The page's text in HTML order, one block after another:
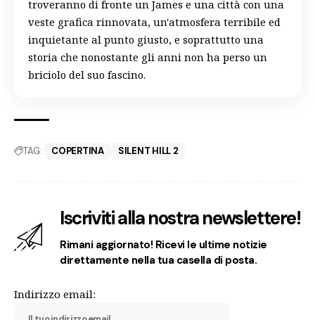
troveranno di fronte un James e una città con una
veste grafica rinnovata, un'atmosfera terribile ed
inquietante al punto giusto, e soprattutto una
storia che nonostante gli anni non ha perso un
briciolo del suo fascino.
TAG: COPERTINA SILENT HILL 2
Iscriviti alla nostra newslettere!
Rimani aggiornato! Ricevi le ultime notizie
direttamente nella tua casella di posta.
Indirizzo email: